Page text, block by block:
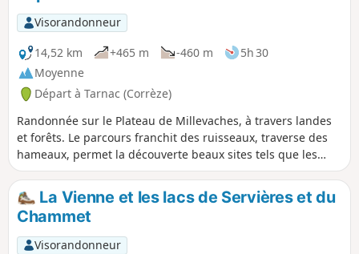
Visorandonneur
14,52 km
+465 m -460 m
5h 30
Moyenne
Départ à Tarnac (Corrèze)
Randonnée sur le Plateau de Millevaches, à travers landes
et forêts. Le parcours franchit des ruisseaux, traverse des
hameaux, permet la découverte beaux sites tels que les
rochers à cupules du Bois de Cholet, le Château de Mazeau
et le castrum du Puy Murat. En fin de randonnée, prenez le
temps de flâner dans le joli village de Tarnac, qui possède
une église, une fontaine et un chêne de Sully
remarquables.
La Vienne et les lacs de Servières et du
Chammet
Visorandonneur